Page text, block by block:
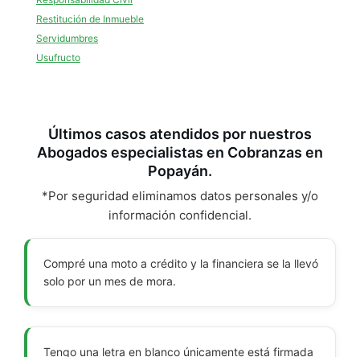
Restitución de Inmueble
Servidumbres
Usufructo
Últimos casos atendidos por nuestros
Abogados especialistas en Cobranzas en
Popayán.
*Por seguridad eliminamos datos personales y/o
información confidencial.
Compré una moto a crédito y la financiera se la llevó
solo por un mes de mora.
Tengo una letra en blanco únicamente está firmada